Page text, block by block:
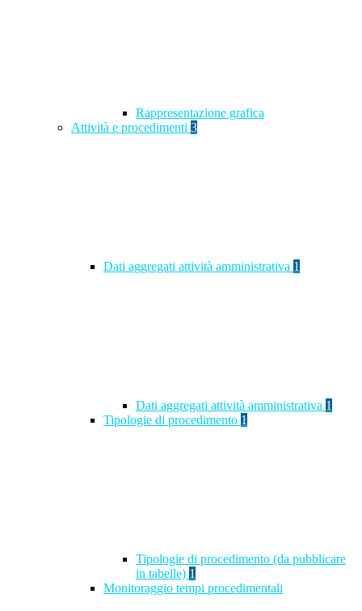
Rappresentazione grafica
Attività e procedimenti 3
Dati aggregati attività amministrativa 1
Dati aggregati attività amministrativa 1
Tipologie di procedimento 1
Tipologie di procedimento (da pubblicare
in tabelle) 1
Monitoraggio tempi procedimentali